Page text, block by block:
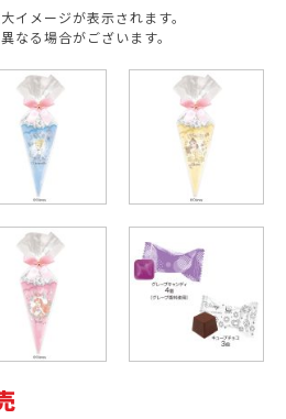
イメージが表示されます。
なる場合がございます。